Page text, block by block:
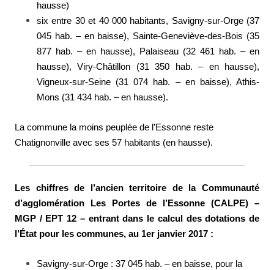
hausse)
six entre 30 et 40 000 habitants, Savigny-sur-Orge (37
045 hab. – en baisse), Sainte-Geneviève-des-Bois (35
877 hab. – en hausse), Palaiseau (32 461 hab. – en
hausse), Viry-Châtillon (31 350 hab. – en hausse),
Vigneux-sur-Seine (31 074 hab. – en baisse), Athis-
Mons (31 434 hab. – en hausse).
La commune la moins peuplée de l’Essonne reste
Chatignonville avec ses 57 habitants (en hausse).
Les chiffres de l’ancien territoire de la Communauté
d’agglomération Les Portes de l’Essonne (CALPE) –
MGP / EPT 12 – entrant dans le calcul des dotations de
l’État pour les communes, au 1er janvier 2017 :
Savigny-sur-Orge : 37 045 hab. – en baisse, pour la